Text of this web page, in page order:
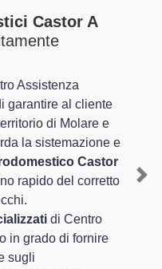
Castor A
Assistenza
garantire al cliente
di Molare e
la sistemazione e
Castor
rapido del corretto
di Centro
in grado di fornire
sugli